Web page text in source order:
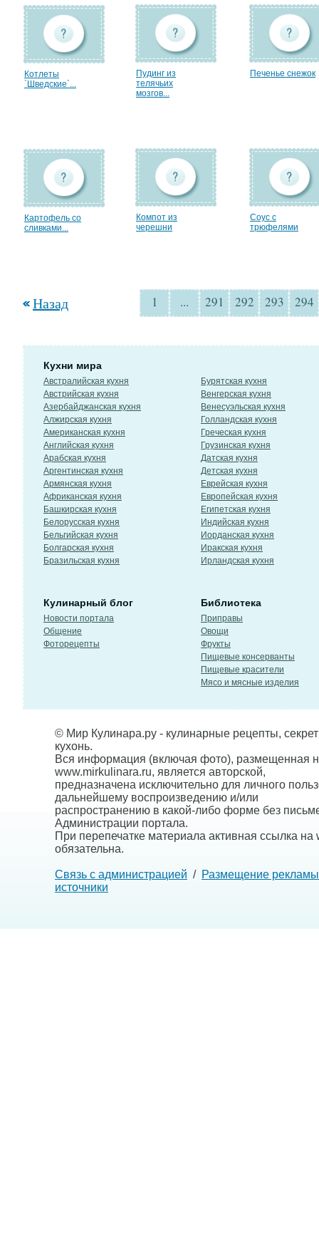
Котлеты
`Шведские`...
Пудинг из
телячьих
мозгов...
Печенье снежок
Картофель со
сливками...
Компот из
черешни
Соус с
трюфелями
Назад 1 ... 291 292 293 294
Кухни мира
Австралийская кухня
Австрийская кухня
Азербайджанская кухня
Алжирская кухня
Американская кухня
Английская кухня
Арабская кухня
Аргентинская кухня
Армянская кухня
Африканская кухня
Башкирская кухня
Белорусская кухня
Бельгийская кухня
Болгарская кухня
Бразильская кухня
Бурятская кухня
Венгерская кухня
Венесуэльская кухня
Голландская кухня
Греческая кухня
Грузинская кухня
Датская кухня
Детская кухня
Еврейская кухня
Европейская кухня
Египетская кухня
Индийская кухня
Иорданская кухня
Иракская кухня
Ирландская кухня
Кулинарный блог
Новости портала
Общение
Фоторецепты
Библиотека
Приправы
Овощи
Фрукты
Пищевые консерванты
Пищевые красители
Мясо и мясные изделия
© Мир Кулинара.ру - кулинарные рецепты,
кухонь.
Вся информация (включая фото), размещенная
www.mirkulinara.ru, является авторской,
предназначена исключительно для личного
дальнейшему воспроизведению и/или
распространению в какой-либо форме без
Администрации портала.
При перепечатке материала активная ссылка на
обязательна.
Связь с администрацией / Размещение рекламы
источники